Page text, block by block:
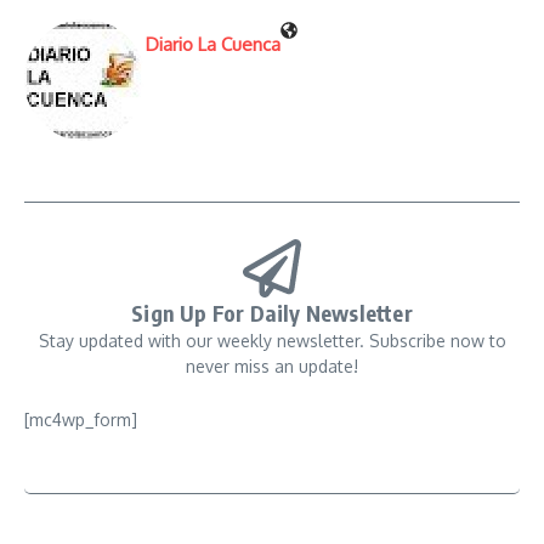
Diario La Cuenca
Sign Up For Daily Newsletter
Stay updated with our weekly newsletter. Subscribe now to
never miss an update!
[mc4wp_form]